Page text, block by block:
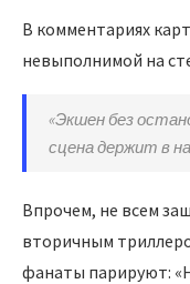
В комментариях
невыполнимой на
«Экшен без
сцена держит в
Впрочем, не всем
вторичным
фанаты парируют: